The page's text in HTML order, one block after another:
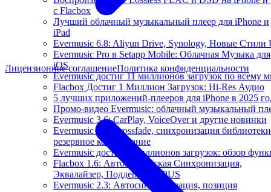
с Flacbox
Лучший облачный музыкальный плеер для iPhone и
iPad
Evermusic 6.8: Aliyun Drive, Synology, Новые Стили
Evermusic Pro в Setapp Mobile: Облачная Музыка для
iOS
Evermusic достиг 11 миллионов загрузок по всему
Flacbox Достиг 1 Миллион Загрузок: Hi-Res Аудио
5 лучших приложений-плееров для iPhone в 2025
Промо-видео Evermusic: облачный музыкальный
Evermusic 3.6: CarPlay, VoiceOver и другие новинки
Evermusic 3.1: Crossfade, синхронизация
резервное копирование
Evermusic достиг 3 миллионов загрузок: обзор
Flacbox 1.6: Автоматическая Синхронизация,
Эквалайзер, Поддержка OPUS
Evermusic 2.3: Автосинхронизация, позиция
Лицензионное соглашениеПолитика конфиденциальности